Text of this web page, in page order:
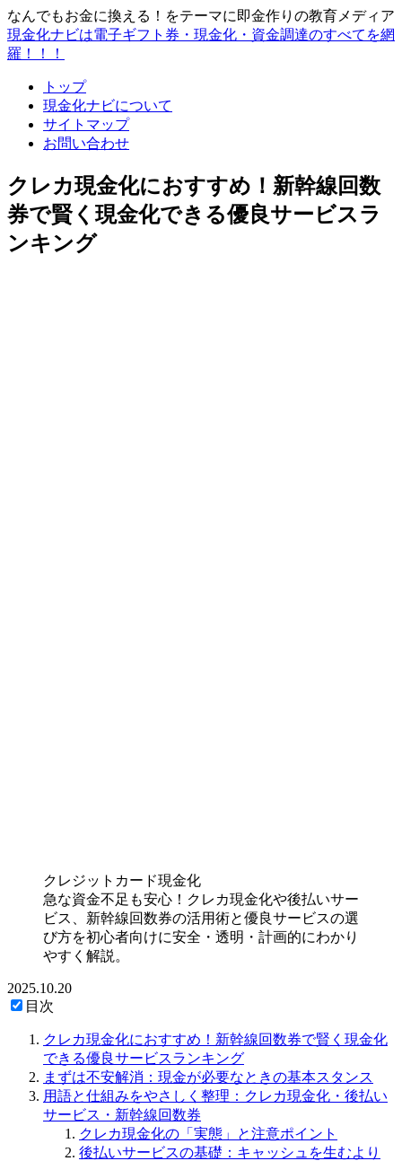
なんでもお金に換える！をテーマに即金作りの教育メディア
現金化ナビは電子ギフト券・現金化・資金調達のすべてを網
羅！！！
トップ
現金化ナビについて
サイトマップ
お問い合わせ
クレカ現金化におすすめ！新幹線回数
券で賢く現金化できる優良サービスラ
ンキング
クレジットカード現金化
急な資金不足も安心！クレカ現金化や後払いサー
ビス、新幹線回数券の活用術と優良サービスの選
び方を初心者向けに安全・透明・計画的にわかり
やすく解説。
2025.10.20
目次
クレカ現金化におすすめ！新幹線回数券で賢く現金化
できる優良サービスランキング
まずは不安解消：現金が必要なときの基本スタンス
用語と仕組みをやさしく整理：クレカ現金化・後払い
サービス・新幹線回数券
クレカ現金化の「実態」と注意ポイント
後払いサービスの基礎：キャッシュを生むより